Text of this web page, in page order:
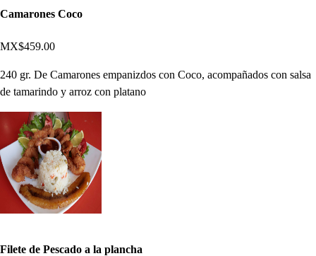
Camarones Coco
MX$459.00
240 gr. De Camarones empanizdos con Coco, acompañados con salsa
de tamarindo y arroz con platano
Filete de Pescado a la plancha